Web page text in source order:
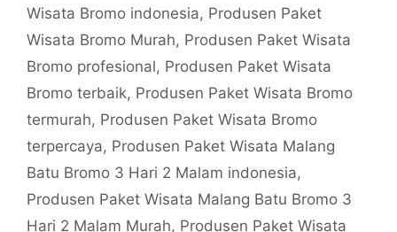
Wisata Bromo indonesia, Produsen Paket
Wisata Bromo Murah, Produsen Paket Wisata
Bromo profesional, Produsen Paket Wisata
Bromo terbaik, Produsen Paket Wisata Bromo
termurah, Produsen Paket Wisata Bromo
terpercaya, Produsen Paket Wisata Malang
Batu Bromo 3 Hari 2 Malam indonesia,
Produsen Paket Wisata Malang Batu Bromo 3
Hari 2 Malam Murah, Produsen Paket Wisata